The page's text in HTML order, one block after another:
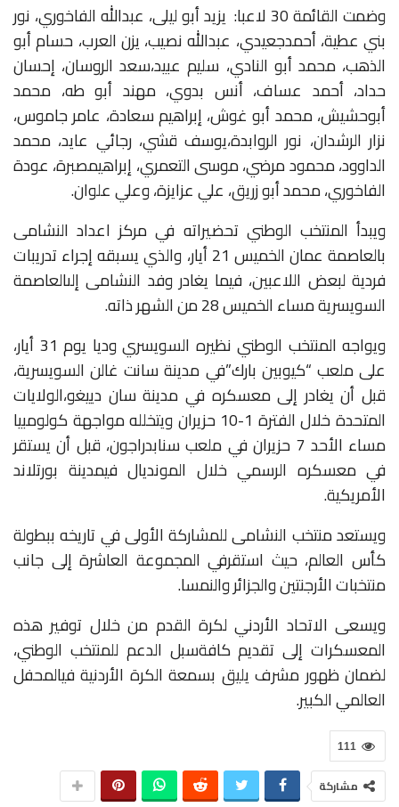
وضمتالقائمة30 لاعبا: يزيدأبوليلى، عبداللهالفاخوري، نور
بني عطية،أحمدجعيدي، عبداللهنصيب،يزنالعرب، حسامأبو
الذهب، محمد أبو النادي، سليم عبيد،سعد الروسان، إحسان
حداد، أحمد عساف، أنس بدوي، مهند أبو طه، محمد
أبوحشيش،محمدأبو غوش، إبراهيمسعادة، عامرجاموس،
نزار الرشدان، نور الروابدة،يوسف قشي، رجائي عايد، محمد
الداوود،محمودمرضي،موسىالتعمري، إبراهيمصبرة، عودة
الفاخوري،محمدأبوزريق، عليعزايزة،وعليعلوان.
ويبدأ المنتخب الوطني تحضيراته في مركز اعداد النشامى
بالعاصمة عمانالخميس أيار، والذييسبقهإجراءتدريبات
فردية لبعض اللاعبين، فيما يغادر وفد النشامى إلىالعاصمة
السويسريةمساءالخميس منالشهرذاته.
ويواجه المنتخب الوطني نظيره السويسريوديا يوم
أيار،
علىملعب “كيوبين بارك”في مدينةسانت غالن السويسرية،
قبل أن يغادر إلى معسكره في مدينة سان دييغو،الولايات
المتحدةخلالالفترة حزيرانويتخللهمواجهةكولومبيا
مساء الأحد حزيرانفي ملعبسنابدراجون، قبل أنيستقر
في معسكره الرسمي خلال المونديال فيمدينة بورتلاند
الأمريكية.
ويستعدمنتخب النشامىللمشاركةالأولىفيتاريخهببطولة
كأس العالم، حيث استقرفي المجموعة العاشرة إلى جانب
منتخباتالأرجنتينوالجزائروالنمسا.
ويسعى الاتحاد الأردني لكرة القدم من خلال توفير هذه
المعسكرات إلى تقديم كافةسبل الدعم للمنتخب الوطني،
لضمانظهور مشرفيليق بسمعة الكرة الأردنيةفيالمحفل
العالميالكبير.
111
مشاركة